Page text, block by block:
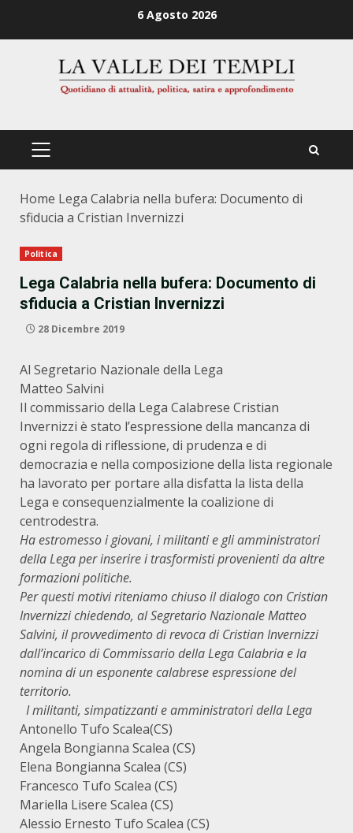
6 Agosto 2026
PRIMÄRES
Home Lega Calabria nella bufera: Documento di
sfiducia a Cristian Invernizzi
Politica
Lega Calabria nella bufera: Documento di
sfiducia a Cristian Invernizzi
28 Dicembre 2019
Al Segretario Nazionale della Lega
Matteo Salvini
Il commissario della Lega Calabrese Cristian
Invernizzi è stato l’espressione della mancanza di
ogni regola di riflessione, di prudenza e di
democrazia e nella composizione della lista regionale
ha lavorato per portare alla disfatta la lista della
Lega e consequenzialmente la coalizione di
centrodestra.
Ha estromesso i giovani, i militanti e gli amministratori
della Lega per inserire i trasformisti provenienti da altre
formazioni politiche.
Per questi motivi riteniamo chiuso il dialogo con Cristian
Invernizzi chiedendo, al Segretario Nazionale Matteo
Salvini, il provvedimento di revoca di Cristian Invernizzi
dall’incarico di Commissario della Lega Calabria e la
nomina di un esponente calabrese espressione del
territorio.
I militanti, simpatizzanti e amministratori della Lega
Antonello Tufo Scalea(CS)
Angela Bongianna Scalea (CS)
Elena Bongianna Scalea (CS)
Francesco Tufo Scalea (CS)
Mariella Lisere Scalea (CS)
Alessio Ernesto Tufo Scalea (CS)